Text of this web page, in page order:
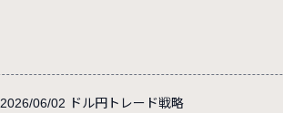
2026/06/02 ドル円トレード戦略